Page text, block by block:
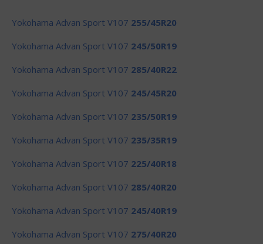
Yokohama Advan Sport V107 255/45R20
Yokohama Advan Sport V107 245/50R19
Yokohama Advan Sport V107 285/40R22
Yokohama Advan Sport V107 245/45R20
Yokohama Advan Sport V107 235/50R19
Yokohama Advan Sport V107 235/35R19
Yokohama Advan Sport V107 225/40R18
Yokohama Advan Sport V107 285/40R20
Yokohama Advan Sport V107 245/40R19
Yokohama Advan Sport V107 275/40R20